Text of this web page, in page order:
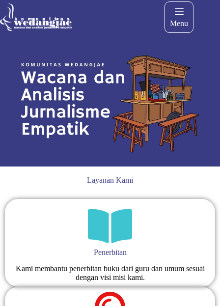
Menu
Layanan Kami
Penerbitan
Kami membantu penerbitan buku dari guru dan umum sesuai
dengan visi misi kami.